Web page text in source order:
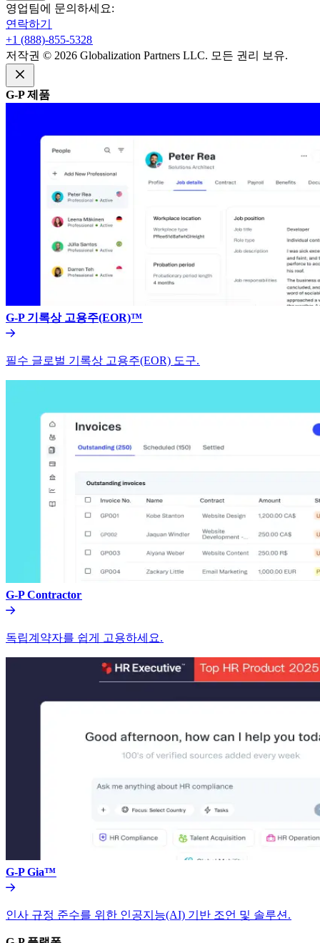
영업팀에 문의하세요:​​
연락하기​​
+1 (888)-855-5328​​
저작권 © 2026 Globalization Partners LLC. 모든 권리 보유.​​
G-P 제품​​
G-P 기록상 고용주(EOR)™​​
필수 글로벌 기록상 고용주(EOR) 도구.​​
G-P Contractor​​
독립계약자를 쉽게 고용하세요.​​
G-P Gia™​​
인사 규정 준수를 위한 인공지능(AI) 기반 조언 및 솔루션.​​